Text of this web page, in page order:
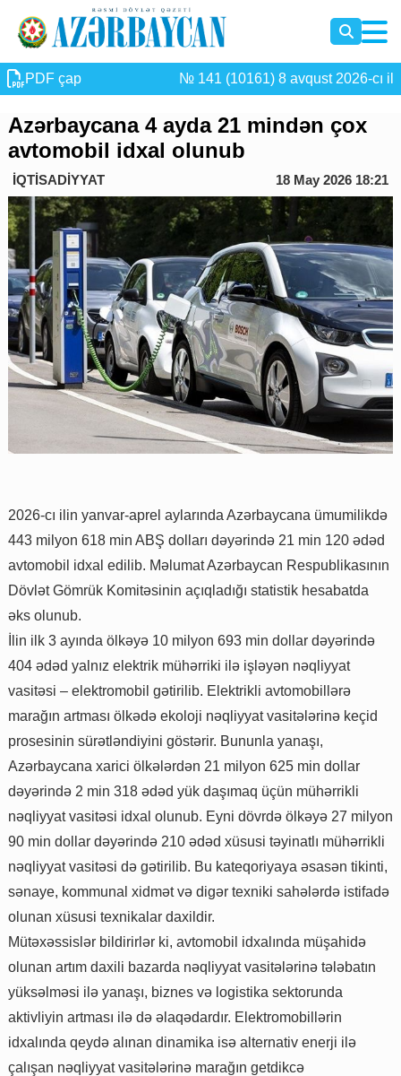
PDF çap № 141 (10161) 8 avqust 2026-cı il
Azərbaycana 4 ayda 21 mindən çox
avtomobil idxal olunub
İQTİSADİYYAT 18 May 2026 18:21
2026-cı ilin yanvar-aprel aylarında Azərbaycana ümumilikdə
443 milyon 618 min ABŞ dolları dəyərində 21 min 120 ədəd
avtomobil idxal edilib. Məlumat Azərbaycan Respublikasının
Dövlət Gömrük Komitəsinin açıqladığı statistik hesabatda
əks olunub.
İlin ilk 3 ayında ölkəyə 10 milyon 693 min dollar dəyərində
404 ədəd yalnız elektrik mühərriki ilə işləyən nəqliyyat
vasitəsi – elektromobil gətirilib. Elektrikli avtomobillərə
marağın artması ölkədə ekoloji nəqliyyat vasitələrinə keçid
prosesinin sürətləndiyini göstərir. Bununla yanaşı,
Azərbaycana xarici ölkələrdən 21 milyon 625 min dollar
dəyərində 2 min 318 ədəd yük daşımaq üçün mühərrikli
nəqliyyat vasitəsi idxal olunub. Eyni dövrdə ölkəyə 27 milyon
90 min dollar dəyərində 210 ədəd xüsusi təyinatlı mühərrikli
nəqliyyat vasitəsi də gətirilib. Bu kateqoriyaya əsasən tikinti,
sənaye, kommunal xidmət və digər texniki sahələrdə istifadə
olunan xüsusi texnikalar daxildir.
Mütəxəssislər bildirirlər ki, avtomobil idxalında müşahidə
olunan artım daxili bazarda nəqliyyat vasitələrinə tələbatın
yüksəlməsi ilə yanaşı, biznes və logistika sektorunda
aktivliyin artması ilə də əlaqədardır. Elektromobillərin
idxalında qeydə alınan dinamika isə alternativ enerji ilə
çalışan nəqliyyat vasitələrinə marağın getdikcə